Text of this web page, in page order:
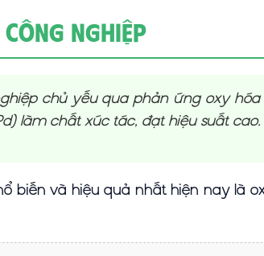
Nghiệp
chủ yếu qua phản ứng oxy hóa
làm chất xúc tác, đạt hiệu suất cao.
biến và hiệu quả nhất hiện nay là